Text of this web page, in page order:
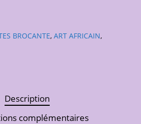
BROCANTE, ART AFRICAIN,
Description
complémentaires